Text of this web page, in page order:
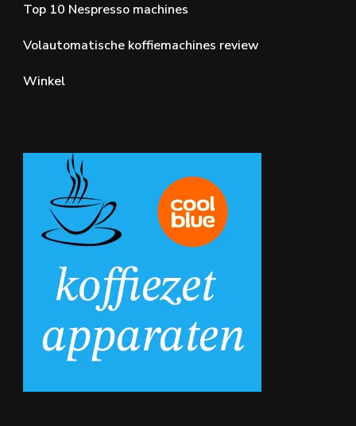
Top 10 Nespresso machines
Volautomatische koffiemachines review
Winkel